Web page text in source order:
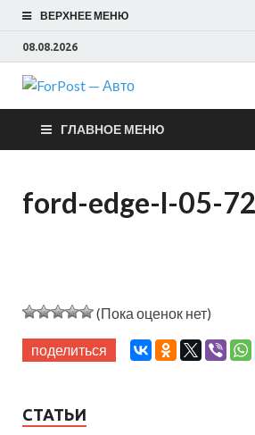
ВЕРХНЕЕ МЕНЮ
08.08.2026
Авто
ГЛАВНОЕ МЕНЮ
ford-edge-l-05-
(Пока оценок нет)
поделиться
СТАТЬИ